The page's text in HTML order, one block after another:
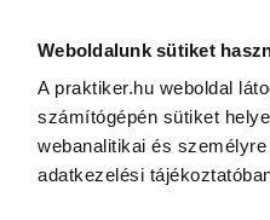
Weboldalunk sütiket
A praktiker.hu weboldal
számítógépén sütiket
webanalitikai és
adatkezelési